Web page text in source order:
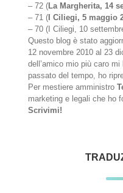
– 72 (La Margherita, 14
– 71 ( I Ciliegi, 5 maggio
– 70 (I Ciliegi, 10
Questo blog è stato
12 novembre 2010 al 23
dell’amico mio più caro
passato del tempo, ho
Per mestiere amministro
marketing e legali che ho
Scrivimi!